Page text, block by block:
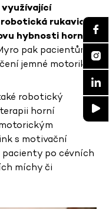
využívající
rukavice
hybnosti horní
pak pacientům
jemné motoriky.
robotický
horní
s motivační
pacienty po cévních
míchy či